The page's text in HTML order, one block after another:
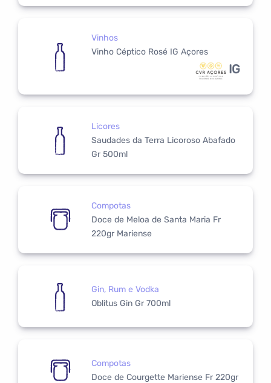
Vinhos
Vinho Céptico Rosé IG Açores
IG
Licores
Saudades da Terra Licoroso Abafado
Gr 500ml
Compotas
Doce de Meloa de Santa Maria Fr
220gr Mariense
Gin, Rum e Vodka
Oblitus Gin Gr 700ml
Compotas
Doce de Courgette Mariense Fr 220gr